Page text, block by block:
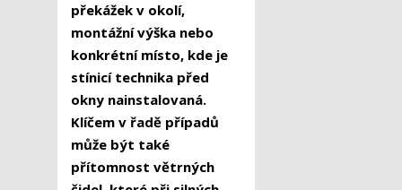
překážek v okolí,
montážní výška nebo
konkrétní místo, kde je
stínicí technika před
okny nainstalovaná.
Klíčem v řadě případů
může být také
přítomnost větrných